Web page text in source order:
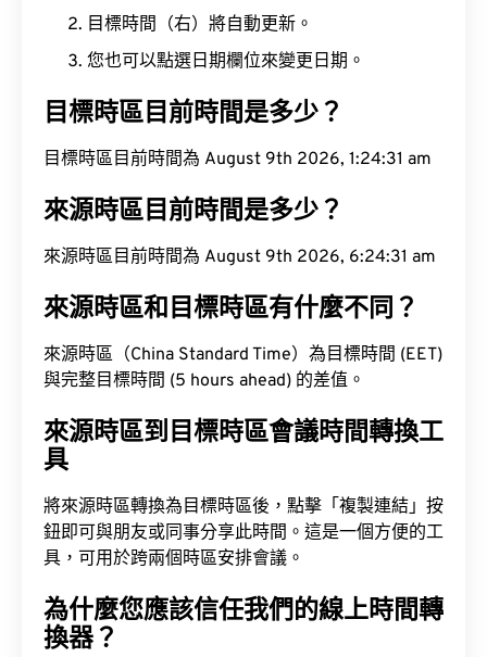
目標時間（右）將自動更新。
您也可以點選日期欄位來變更日期。
目標時區目前時間是多少？
目標時區目前時間為 August 9th 2026, 1:24:32 am
來源時區目前時間是多少？
來源時區目前時間為 August 9th 2026, 6:24:32 am
來源時區和目標時區有什麼不同？
來源時區（China Standard Time）為目標時間 (EET)
與完整目標時間 (5 hours ahead) 的差值。
來源時區到目標時區會議時間轉換工
具
將來源時區轉換為目標時區後，點擊「複製連結」按
鈕即可與朋友或同事分享此時間。這是一個方便的工
具，可用於跨兩個時區安排會議。
為什麼您應該信任我們的線上時間轉
換器？